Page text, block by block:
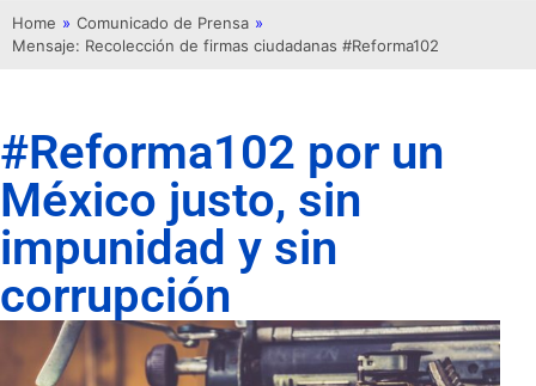
Home » Comunicado de Prensa »
Mensaje: Recolección de firmas ciudadanas #Reforma102
#Reforma102 por un
México justo, sin
impunidad y sin
corrupción